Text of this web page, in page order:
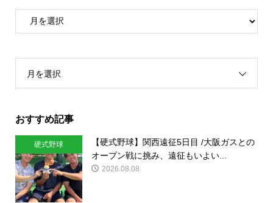
月を選択
おすすめ記事
硬式野球
【硬式野球】関西遠征5日目 /大阪ガスとの
オープン戦に挑み、遠征もいよい...
2026.08.08